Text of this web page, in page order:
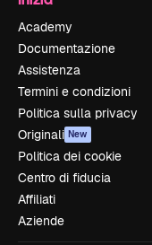
Academy
Documentazione
Assistenza
Termini e condizioni
Politica sulla privacy
Originali New
Politica dei cookie
Centro di fiducia
Affiliati
Aziende